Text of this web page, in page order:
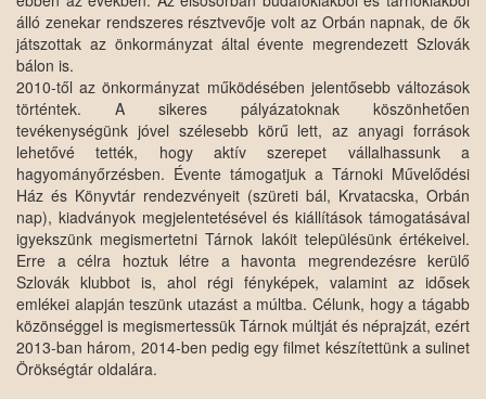
álló zenekar rendszeres résztvevője volt az Orbán napnak, de ők
játszottak az önkormányzat által évente megrendezett Szlovák
bálon is.
2010-től az önkormányzat működésében jelentősebb változások
történtek. A sikeres pályázatoknak köszönhetően
tevékenységünk jóvel szélesebb körű lett, az anyagi források
lehetővé tették, hogy aktív szerepet vállalhassunk a
hagyományőrzésben. Évente támogatjuk a Tárnoki Művelődési
Ház és Könyvtár rendezvényeit (szüreti bál, Krvatacska, Orbán
nap), kiadványok megjelentetésével és kiállítások támogatásával
igyekszünk megismertetni Tárnok lakóit településünk értékeivel.
Erre a célra hoztuk létre a havonta megrendezésre kerülő
Szlovák klubbot is, ahol régi fényképek, valamint az idősek
emlékei alapján teszünk utazást a múltba. Célunk, hogy a tágabb
közönséggel is megismertessük Tárnok múltját és néprajzát, ezért
2013-ban három, 2014-ben pedig egy filmet készítettünk a sulinet
Örökségtár oldalára.